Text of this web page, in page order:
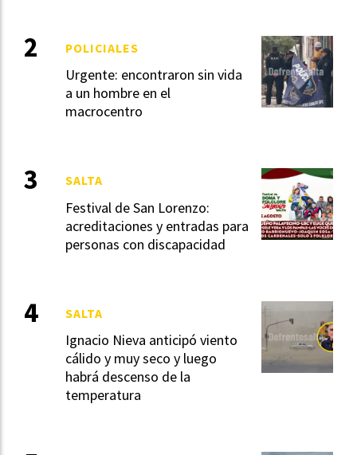
Urgente: encontraron sin vida
a un hombre en el
macrocentro
POLICIALES
Festival de San Lorenzo:
acreditaciones y entradas para
personas con discapacidad
SALTA
Ignacio Nieva anticipó viento
cálido y muy seco y luego
habrá descenso de la
temperatura
SALTA